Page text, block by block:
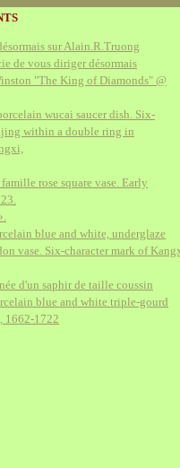
sur Alain.R.Truong
de vous diriger désormais
"The King of Diamonds" @
wucai saucer dish. Six-
within a double ring in
rose square vase. Early
blue and white, underglaze
vase. Six-character mark of
d'un saphir de taille coussin
blue and white triple-gourd
1662-1722